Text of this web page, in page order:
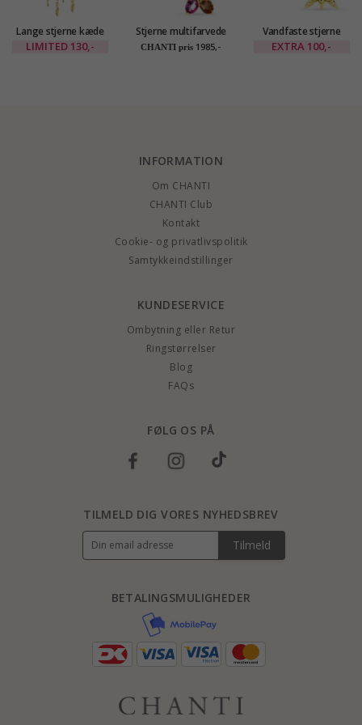
Lange stjerne kæde
øreringe i forgyldt
LIMITED 130,-
Stjerne multifarvede
ørestikker i 9 karat
CHANTI pris 1985,-
Vandfaste stjerne
hvid zirkon øreringe i
EXTRA 100,-
INFORMATION
Om CHANTI
CHANTI Club
Kontakt
Cookie- og privatlivspolitik
Samtykkeindstillinger
KUNDESERVICE
Ombytning eller Retur
Ringstørrelser
Blog
FAQs
FØLG OS PÅ
BETALINGSMULIGHEDER
TILMELD DIG VORES NYHEDSBREV
Tilmeld